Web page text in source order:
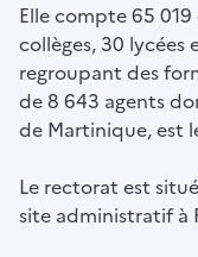
Elle compte 65
collèges, 30 lycées
regroupant des
de 8 643 agents
de Martinique, est
Le rectorat est
site administratif à